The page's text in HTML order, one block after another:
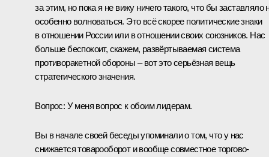
за этим, но пока я не вижу ничего такого, что бы заставляло
особенно волноваться. Это всё скорее политические знаки
в отношении России или в отношении своих союзников. Нас
больше беспокоит, скажем, развёртываемая система
противоракетной обороны – вот это серьёзная вещь
стратегического значения.
Вопрос: У меня вопрос к обоим лидерам.
Вы в начале своей беседы упоминали о том, что у нас
снижается товарооборот и вообще совместное торгово-